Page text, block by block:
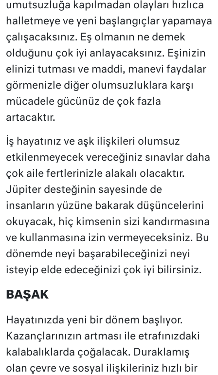
umutsuzluğa kapılmadan olayları hızlıca
halletmeye ve yeni başlangıçlar yapamaya
çalışacaksınız. Eş olmanın ne demek
olduğunu çok iyi anlayacaksınız. Eşinizin
elinizi tutması ve maddi, manevi faydalar
görmenizle diğer olumsuzluklara karşı
mücadele gücünüz de çok fazla
artacaktır.
İş hayatınız ve aşk ilişkileri olumsuz
etkilenmeyecek vereceğiniz sınavlar daha
çok aile fertlerinizle alakalı olacaktır.
Jüpiter desteğinin sayesinde de
insanların yüzüne bakarak düşüncelerini
okuyacak, hiç kimsenin sizi kandırmasına
ve kullanmasına izin vermeyeceksiniz. Bu
dönemde neyi başarabileceğinizi neyi
isteyip elde edeceğinizi çok iyi bilirsiniz.
BAŞAK
Hayatınızda yeni bir dönem başlıyor.
Kazançlarınızın artması ile etrafınızdaki
kalabalıklarda çoğalacak. Duraklamış
olan çevre ve sosyal ilişkileriniz hızlı bir